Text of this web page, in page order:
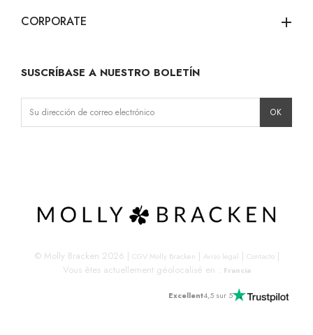
CORPORATE add
SUSCRÍBASE A NUESTRO BOLETÍN
© Molly Bracken 2026 | CGV Molly Bracken | Aviso legal | Contacto |
Vous êtes actuellement géolocalisé en :
Francia
Excellent4,5 sur 5